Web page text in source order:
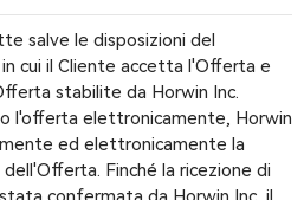
salve le disposizioni del
cui il Cliente accetta l'Offerta e
stabilite da Horwin Inc.
l'offerta elettronicamente, Horwin
ed elettronicamente la
Finché la ricezione di